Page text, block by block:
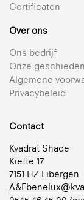
Certificaten
Over ons
Ons bedrijf
Onze
Algemene
Privacybeleid
Contact
Kvadrat Shade
Kiefte 17
7151 HZ Eibergen